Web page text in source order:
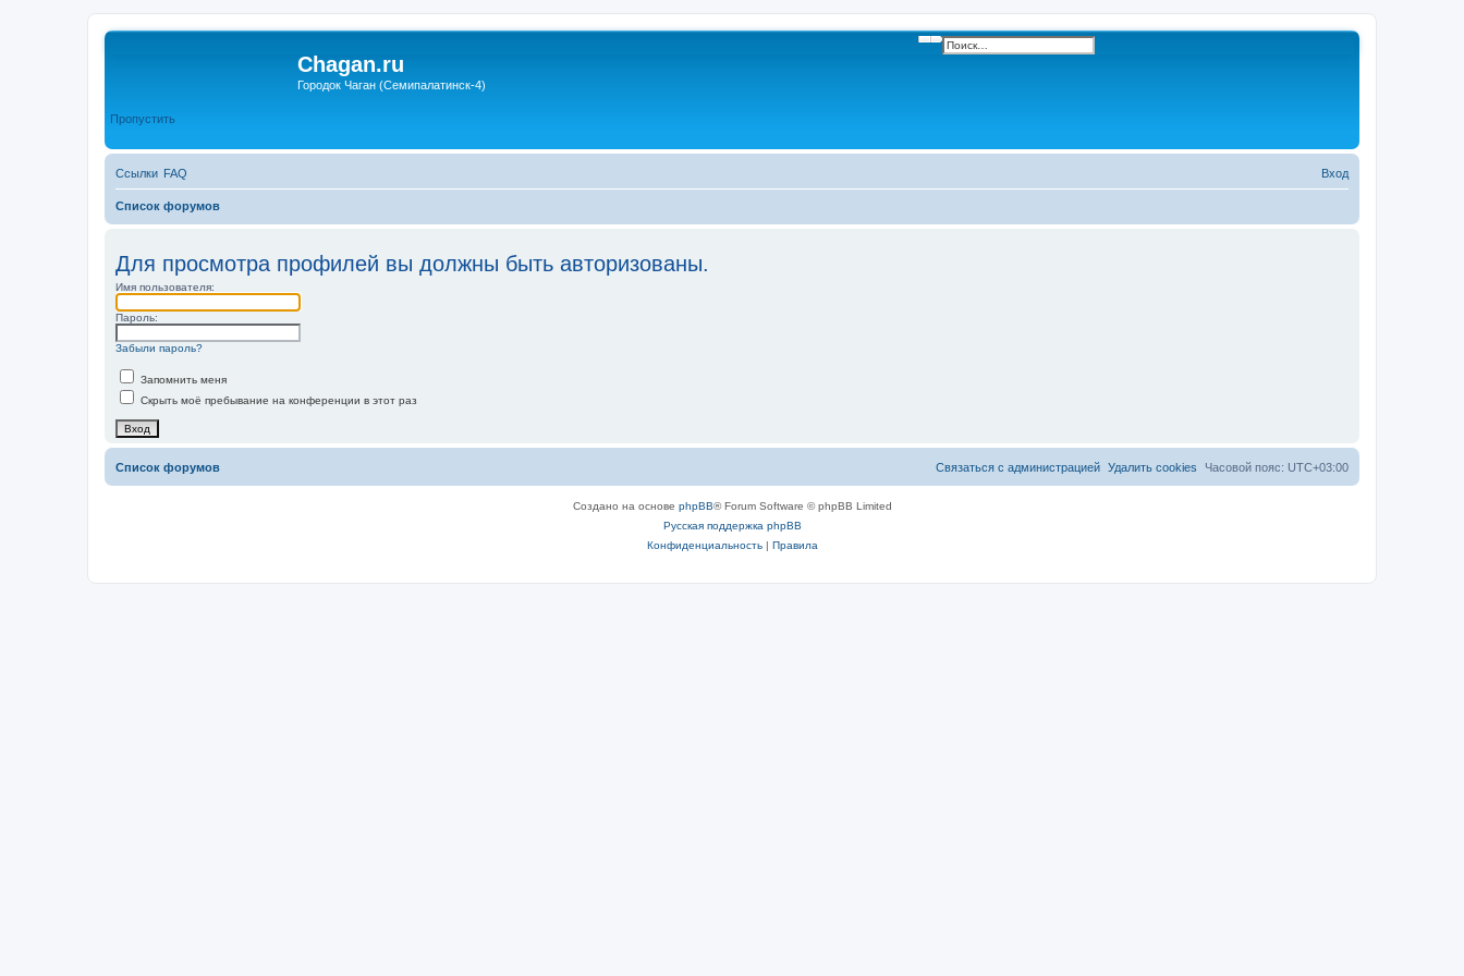
Chagan.ru
Городок Чаган (Семипалатинск-4)
Пропустить
Поиск
Расширенный поиск
Ссылки FAQ Вход
Список форумов
Для просмотра профилей вы должны быть авторизованы.
Имя пользователя:
Пароль:
Забыли пароль?
Запомнить меня
Скрыть моё пребывание на конференции в этот раз
Список форумов Часовой пояс: UTC+03:00
Удалить cookies
Связаться с администрацией
Создано на основе phpBB® Forum Software © phpBB Limited
Русская поддержка phpBB
Конфиденциальность | Правила